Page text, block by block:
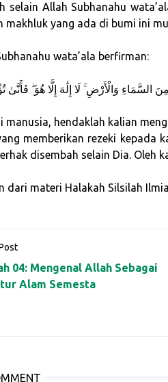
selain Allah Subhanahu
makhluk yang ada di bumi ini
wata’ala berfirman:
السَّمَاءِ وَالْأَرْضِ ۚ لَا إِلَٰهَ إِلَّا هُوَ ۖ فَأَنَّىٰ
manusia, hendaklah kalian
memberikan rezeki kepada
disembah selain Dia. Oleh
dari materi Halakah Silsilah
04: Mengenal Allah Sebagai
Alam Semesta